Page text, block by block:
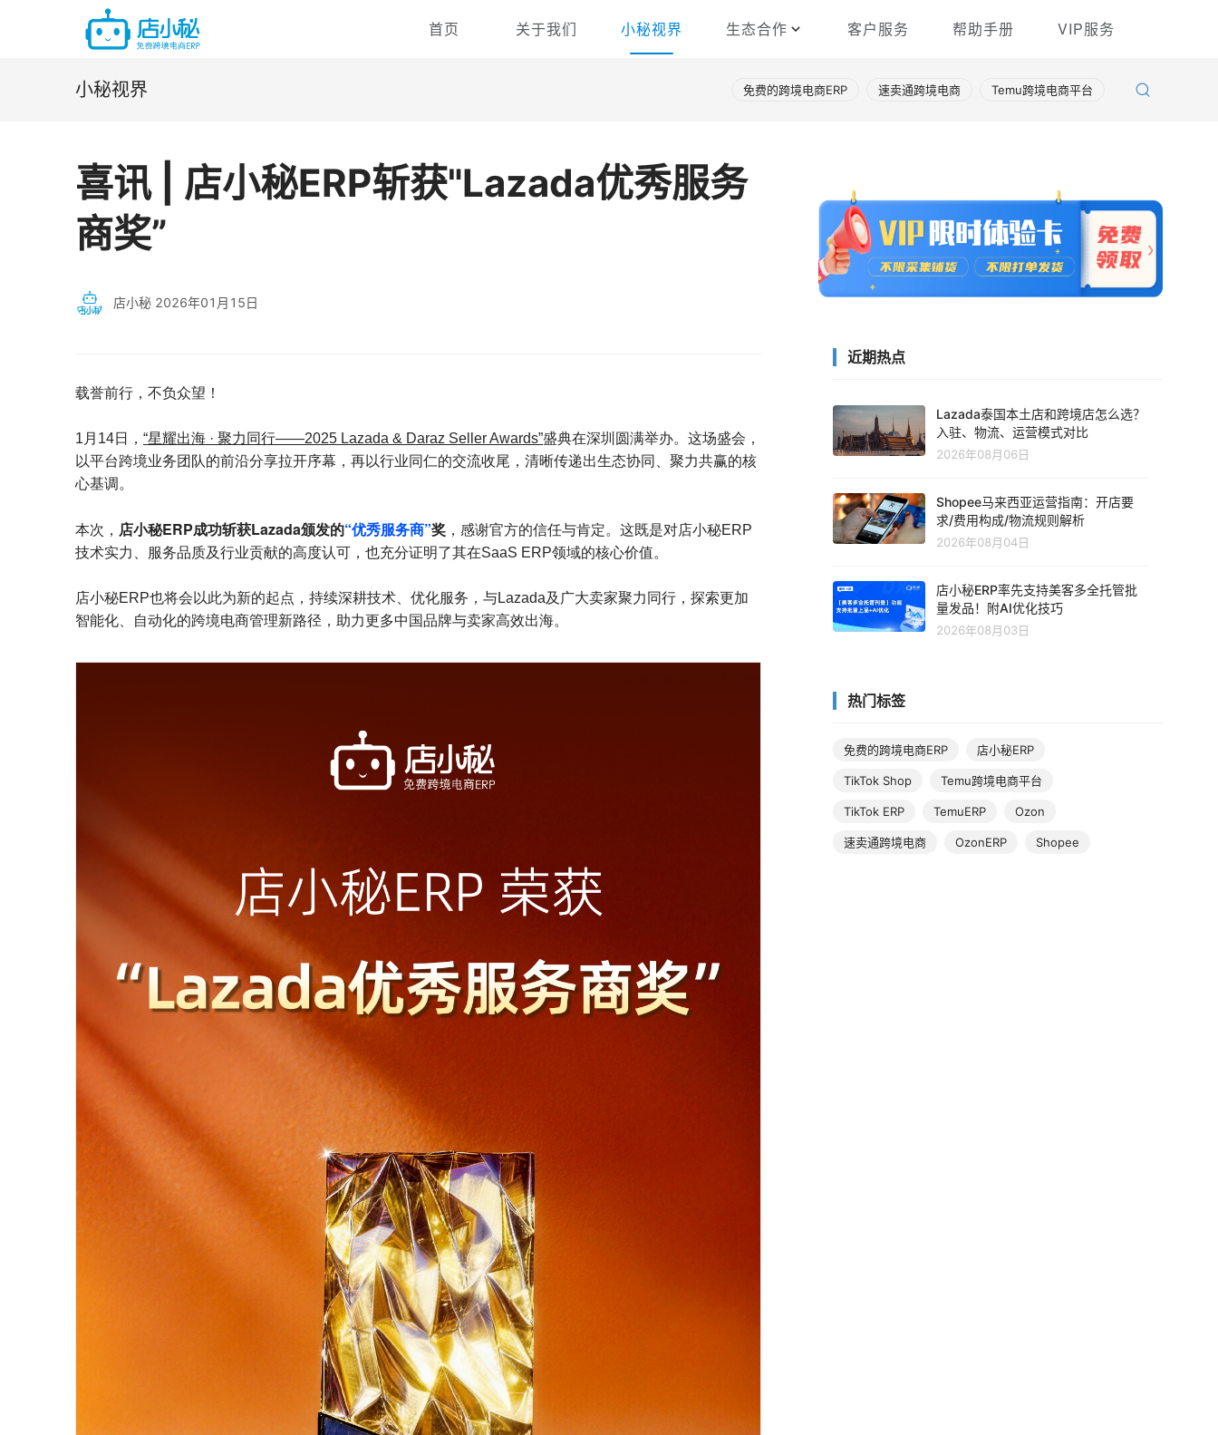
首页 关于我们 小秘视界 生态合作 客户服务 帮助手册 VIP服务
小秘视界 免费的跨境电商ERP 速卖通跨境电商 Temu跨境电商平台
喜讯 | 店小秘ERP斩获"Lazada优秀服务
商奖”
店小秘 2026年01月15日
载誉前行，不负众望！
1月14日， “星耀出海 · 聚力同行——2025 Lazada & Daraz Seller Awards”盛典在深圳圆满举办。这场盛会，
以平台跨境业务团队的前沿分享拉开序幕，再以行业同仁的交流收尾，清晰传递出生态协同、聚力共赢的核
心基调。
本次， 店小秘ERP成功斩获Lazada颁发的“优秀服务商”奖 ，感谢官方的信任与肯定。这既是对店小秘ERP
技术实力、服务品质及行业贡献的高度认可，也充分证明了其在SaaS ERP领域的核心价值。
店小秘ERP也将会以此为新的起点，持续深耕技术、优化服务，与Lazada及广大卖家聚力同行，探索更加
智能化、自动化的跨境电商管理新路径，助力更多中国品牌与卖家高效出海。
近期热点
Lazada泰国本土店和跨境店怎么选？
入驻、物流、运营模式对比
2026年08月06日
Shopee马来西亚运营指南：开店要
求/费用构成/物流规则解析
2026年08月04日
店小秘ERP率先支持美客多全托管批
量发品！附AI优化技巧
2026年08月03日
热门标签
免费的跨境电商ERP 店小秘ERP
TikTok Shop Temu跨境电商平台
TikTok ERP TemuERP Ozon
速卖通跨境电商 OzonERP Shopee